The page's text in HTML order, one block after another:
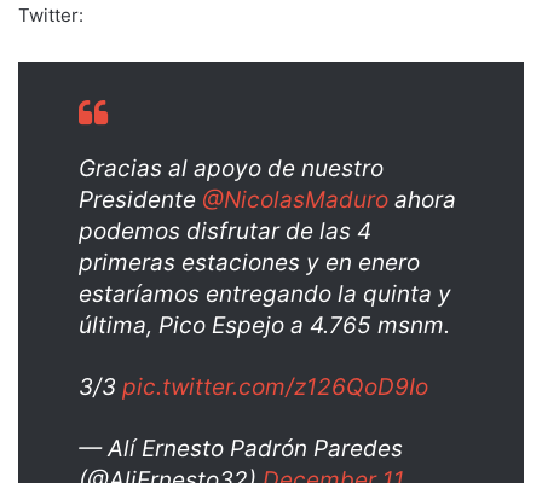
Twitter:
Gracias al apoyo de nuestro
Presidente @NicolasMaduro ahora
podemos disfrutar de las 4
primeras estaciones y en enero
estaríamos entregando la quinta y
última, Pico Espejo a 4.765 msnm.
3/3 pic.twitter.com/z126QoD9Io
— Alí Ernesto Padrón Paredes